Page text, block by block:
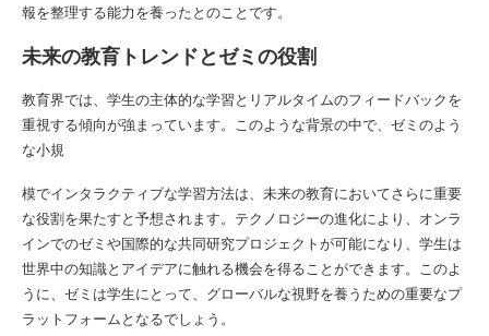
報を整理する能力を養ったとのことです。
未来の教育トレンドとゼミの役割
教育界では、学生の主体的な学習とリアルタイムのフィードバックを
重視する傾向が強まっています。このような背景の中で、ゼミのよう
な小規
模でインタラクティブな学習方法は、未来の教育においてさらに重要
な役割を果たすと予想されます。テクノロジーの進化により、オンラ
インでのゼミや国際的な共同研究プロジェクトが可能になり、学生は
世界中の知識とアイデアに触れる機会を得ることができます。このよ
うに、ゼミは学生にとって、グローバルな視野を養うための重要なプ
ラットフォームとなるでしょう。